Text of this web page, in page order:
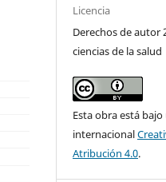
Licencia
Derechos de autor
ciencias de la salud
Esta obra está
internacional
Atribución 4.0.